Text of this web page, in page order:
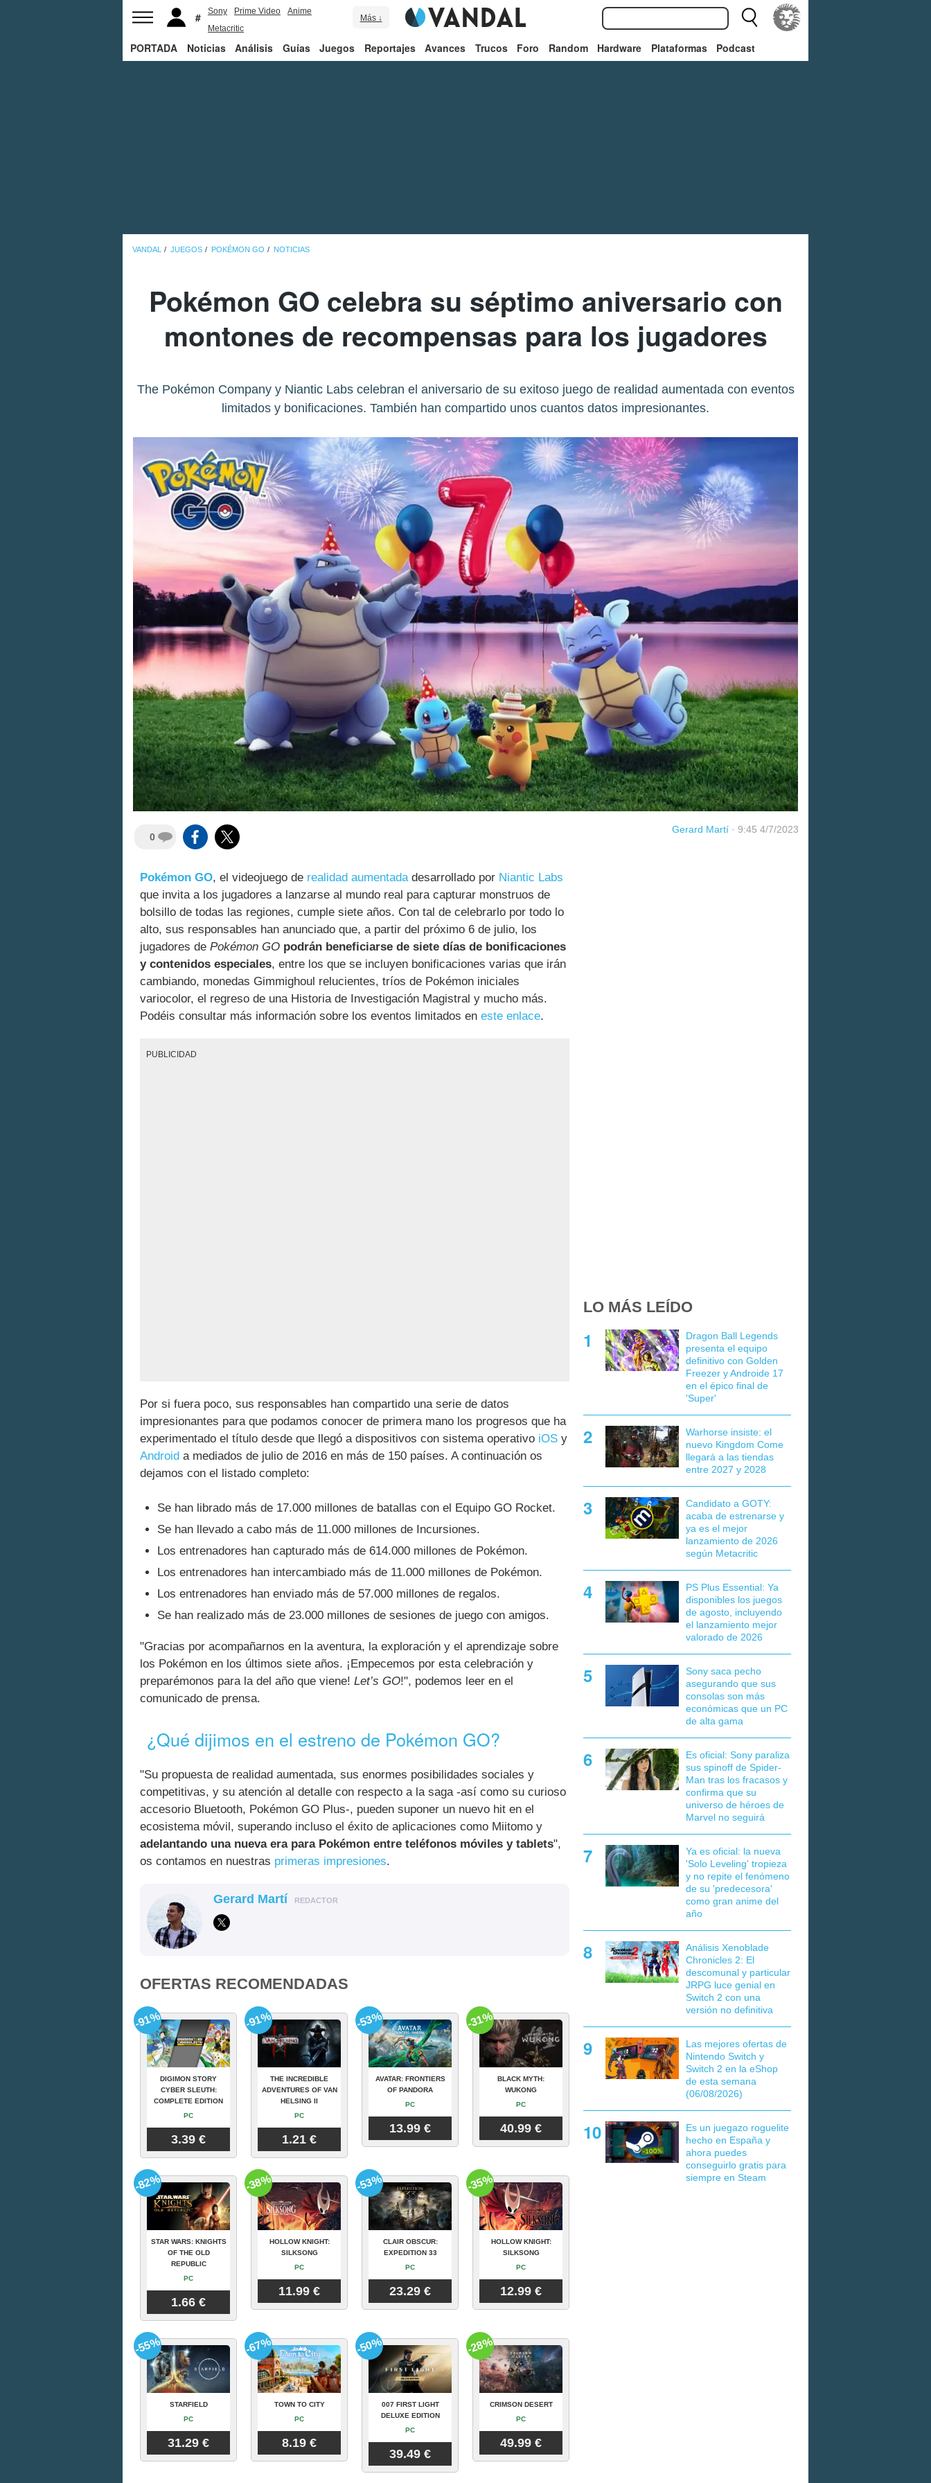
Sony Prime Video
Anime
Metacritic
Más ↓
PORTADA Noticias Análisis Guías Juegos Reportajes Avances Trucos Foro Random Hardware Plataformas Podcast
VANDAL JUEGOS POKÉMON GO NOTICIAS
Pokémon GO celebra su séptimo aniversario con
montones de recompensas para los jugadores
The Pokémon Company y Niantic Labs celebran el aniversario de su exitoso juego de realidad aumentada con eventos
limitados y bonificaciones. También han compartido unos cuantos datos impresionantes.
0
Gerard Martí · 9:45 4/7/2023
Pokémon GO, el videojuego de realidad aumentadadesarrollado por Niantic Labs
que invita a los jugadores a lanzarse al mundo real para capturar monstruos de
bolsillo de todas las regiones, cumple siete años. Con tal de celebrarlo por todo lo
alto, sus responsables han anunciado que, a partir del próximo 6 de julio, los
jugadores de Pokémon GO podrán beneficiarse de siete días de bonificaciones
y contenidos especiales, entre los que se incluyen bonificaciones varias que irán
cambiando, monedas Gimmighoul relucientes, tríos de Pokémon iniciales
variocolor, el regreso de una Historia de Investigación Magistral y mucho más.
Podéis consultar más información sobre los eventos limitados en este enlace.
PUBLICIDAD
Por si fuera poco, sus responsables han compartido una serie de datos
impresionantes para que podamos conocer de primera mano los progresos que ha
experimentado el título desde que llegó a dispositivos con sistema operativo iOS y
Android a mediados de julio de 2016 en más de 150 países. A continuación os
dejamos con el listado completo:
Se han librado más de 17.000 millones de batallas con el Equipo GO Rocket.
Se han llevado a cabo más de 11.000 millones de Incursiones.
Los entrenadores han capturado más de 614.000 millones de Pokémon.
Los entrenadores han intercambiado más de 11.000 millones de Pokémon.
Los entrenadores han enviado más de 57.000 millones de regalos.
Se han realizado más de 23.000 millones de sesiones de juego con amigos.
"Gracias por acompañarnos en la aventura, la exploración y el aprendizaje sobre
los Pokémon en los últimos siete años. ¡Empecemos por esta celebración y
preparémonos para la del año que viene! Let’s GO!", podemos leer en el
comunicado de prensa.
¿Qué dijimos en el estreno de Pokémon GO?
"Su propuesta de realidad aumentada, sus enormes posibilidades sociales y
competitivas, y su atención al detalle con respecto a la saga -así como su curioso
accesorio Bluetooth, Pokémon GO Plus-, pueden suponer un nuevo hit en el
ecosistema móvil, superando incluso el éxito de aplicaciones como Miitomo y
adelantando una nueva era para Pokémon entre teléfonos móviles y tablets",
os contamos en nuestras primeras impresiones.
Gerard Martí REDACTOR
OFERTAS RECOMENDADAS
DIGIMON STORY
CYBER SLEUTH:
COMPLETE EDITION
PC
3.39 €
-91%
THE INCREDIBLE
ADVENTURES OF VAN
HELSING II
PC
1.21 €
-91%
AVATAR: FRONTIERS
OF PANDORA
PC
13.99 €
-53%
BLACK MYTH:
WUKONG
PC
40.99 €
-31%
STAR WARS: KNIGHTS
OF THE OLD
REPUBLIC
PC
1.66 €
-82%
HOLLOW KNIGHT:
SILKSONG
PC
11.99 €
-38%
CLAIR OBSCUR:
EXPEDITION 33
PC
23.29 €
-53%
HOLLOW KNIGHT:
SILKSONG
PC
12.99 €
-35%
STARFIELD
PC
31.29 €
-55%
TOWN TO CITY
PC
8.19 €
-67%
007 FIRST LIGHT
DELUXE EDITION
PC
39.49 €
-50%
CRIMSON DESERT
PC
49.99 €
-28%
LO MÁS LEÍDO
Dragon Ball Legends
presenta el equipo
definitivo con Golden
Freezer y Androide 17
en el épico final de
'Super'
Warhorse insiste: el
nuevo Kingdom Come
llegará a las tiendas
entre 2027 y 2028
Candidato a GOTY:
acaba de estrenarse y
ya es el mejor
lanzamiento de 2026
según Metacritic
PS Plus Essential: Ya
disponibles los juegos
de agosto, incluyendo
el lanzamiento mejor
valorado de 2026
Sony saca pecho
asegurando que sus
consolas son más
económicas que un PC
de alta gama
Es oficial: Sony paraliza
sus spinoff de Spider-
Man tras los fracasos y
confirma que su
universo de héroes de
Marvel no seguirá
Ya es oficial: la nueva
'Solo Leveling' tropieza
y no repite el fenómeno
de su 'predecesora'
como gran anime del
año
Análisis Xenoblade
Chronicles 2: El
descomunal y particular
JRPG luce genial en
Switch 2 con una
versión no definitiva
Las mejores ofertas de
Nintendo Switch y
Switch 2 en la eShop
de esta semana
(06/08/2026)
Es un juegazo roguelite
hecho en España y
ahora puedes
conseguirlo gratis para
siempre en Steam